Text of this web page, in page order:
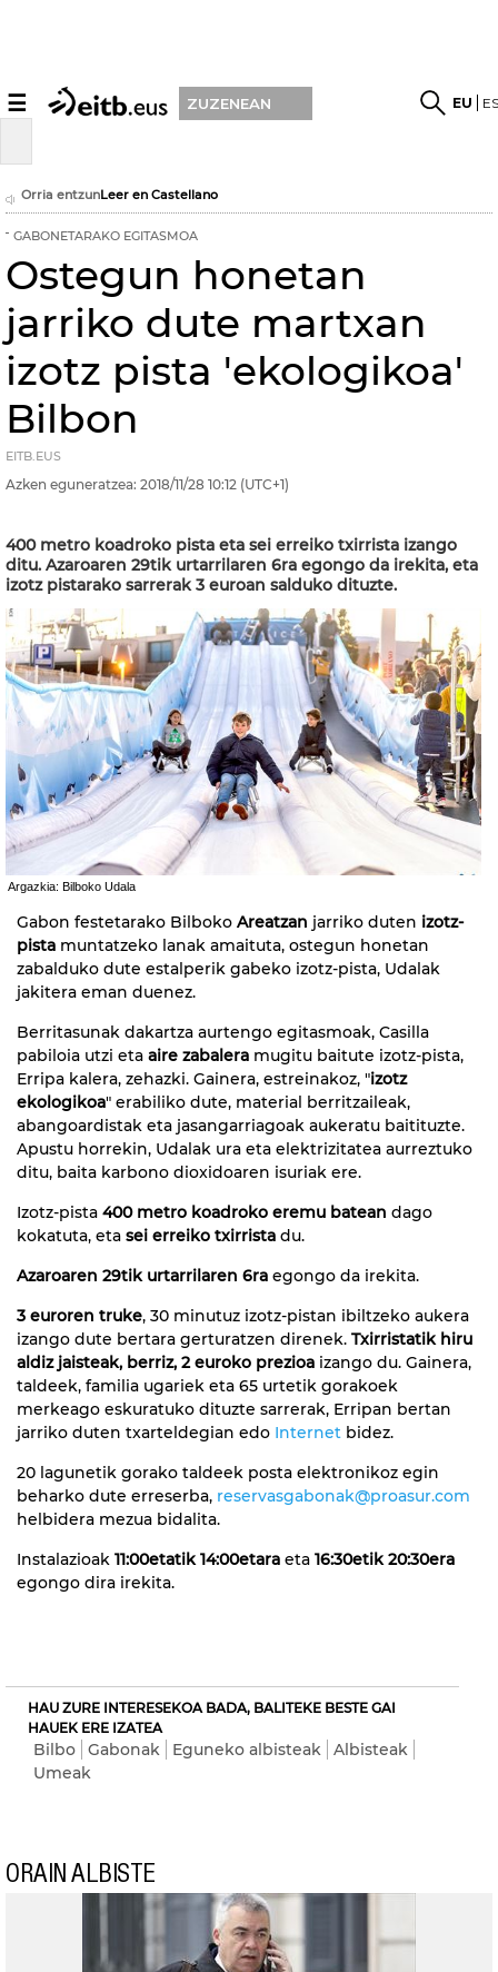
☰ ZUZENEAN EU
Orria entzunLeer en Castellano
GABONETARAKO EGITASMOA
Ostegun honetan
jarriko dute martxan
izotz pista 'ekologikoa'
Bilbon
EITB.EUS
Azken eguneratzea: 2018/11/28 10:12 (UTC+1)
400 metro koadroko pista eta sei erreiko txirrista izango
ditu. Azaroaren 29tik urtarrilaren 6ra egongo da irekita, eta
izotz pistarako sarrerak 3 euroan salduko dituzte.
Argazkia: Bilboko Udala
Gabon festetarako Bilboko Areatzan jarriko duten izotz-
pista muntatzeko lanak amaituta, ostegun honetan
zabalduko dute estalperik gabeko izotz-pista, Udalak
jakitera eman duenez.
Berritasunak dakartza aurtengo egitasmoak, Casilla
pabiloia utzi eta aire zabalera mugitu baitute izotz-pista,
Erripa kalera, zehazki. Gainera, estreinakoz, "izotz
ekologikoa" erabiliko dute, material berritzaileak,
abangoardistak eta jasangarriagoak aukeratu baitituzte.
Apustu horrekin, Udalak ura eta elektrizitatea aurreztuko
ditu, baita karbono dioxidoaren isuriak ere.
Izotz-pista 400 metro koadroko eremu batean dago
kokatuta, eta sei erreiko txirrista du.
Azaroaren 29tik urtarrilaren 6ra egongo da irekita.
3 euroren truke, 30 minutuz izotz-pistan ibiltzeko aukera
izango dute bertara gerturatzen direnek. Txirristatik hiru
aldiz jaisteak, berriz, 2 euroko prezioa izango du. Gainera,
taldeek, familia ugariek eta 65 urtetik gorakoek
merkeago eskuratuko dituzte sarrerak, Erripan bertan
jarriko duten txarteldegian edo Internet bidez.
20 lagunetik gorako taldeek posta elektronikoz egin
beharko dute erreserba, reservasgabonak@proasur.com
helbidera mezua bidalita.
Instalazioak 11:00etatik 14:00etara eta 16:30etik 20:30era
egongo dira irekita.
HAU ZURE INTERESEKOA BADA, BALITEKE BESTE GAI
HAUEK ERE IZATEA
Bilbo Gabonak Eguneko albisteak
Albisteak
Umeak
ORAIN ALBISTE